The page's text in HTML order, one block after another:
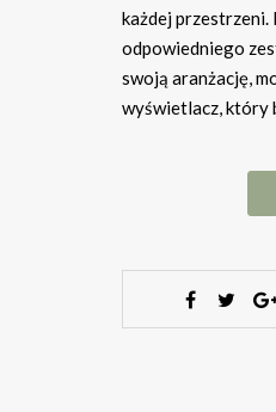
każdej przestrzeni.
odpowiedniego
swoją aranżację,
wyświetlacz, który